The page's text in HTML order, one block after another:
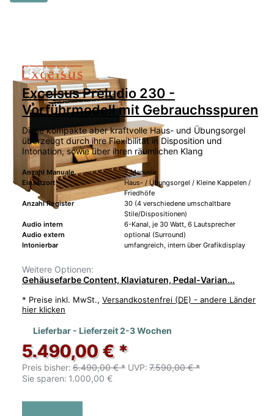
Zu diesem Produkt liegen noch keine
Excelsus Preludio 230 -
Vorführmodell mit Gebrauchsspuren
Diese kompakte aber kraftvolle Haus- und Übungsorgel
überzeugt durch ihre Flexibilität in Disposition und
Intonation, sowie über ihren räumlichen Klang
Anzahl Manuale
2 Manuale
Einsatzort
Haus- / Übungsorgel / Kleine Kappelen /
Friedhöfe
Anzahl Register
30 (4 verschiedene umschaltbare
Stile/Dispositionen)
Audio intern
6-Kanal, je 30 Watt, 6 Lautsprecher
Audio extern
optional (Surround)
Intonierbar
umfangreich, intern über Grafikdisplay
Weitere Optionen:
Gehäusefarbe Content, Klaviaturen, Pedal-Varian...
* Preise inkl. MwSt., Versandkostenfrei (DE) - andere Länder
hier klicken
Lieferbar - Lieferzeit 2-3 Wochen
5.490,00 € *
Preis bisher: 6.490,00 € * UVP: 7.590,00 € *
Sie sparen: 1.000,00 €